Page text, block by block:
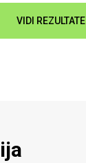
VIDI REZULTATE